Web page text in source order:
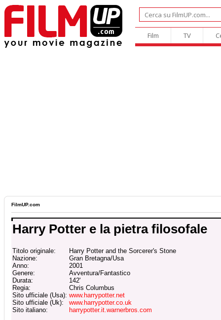
Film TV
FilmUP.com
Harry Potter e la pietra filosofale
Titolo originale:
Harry Potter and the Sorcerer's Stone
Nazione:
Gran Bretagna/Usa
Anno:
2001
Genere:
Avventura/Fantastico
Durata:
142'
Regia:
Chris Columbus
Sito ufficiale (Usa): www.harrypotter.net
Sito ufficiale (Uk):
www.harrypotter.co.uk
Sito italiano:
harrypotter.it.warnerbros.com